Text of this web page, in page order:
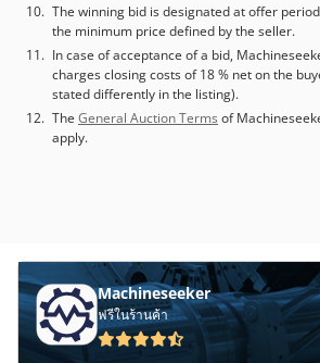
The winning bid is designated at offer
the minimum price defined by the seller.
In case of acceptance of a bid,
charges closing costs of 18 % net on the
stated differently in the listing).
The General Auction Terms of
apply.
Machineseeker
ฟรีในร้านค้า